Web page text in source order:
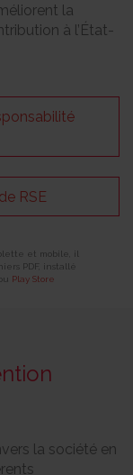
la
à l’État-
RSE
et mobile, il
PDF, installé
Play Store
la société en